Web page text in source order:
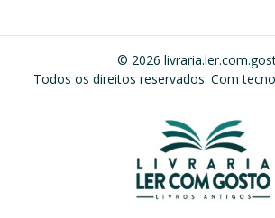
© 2026
Todos os direitos reservados. Com